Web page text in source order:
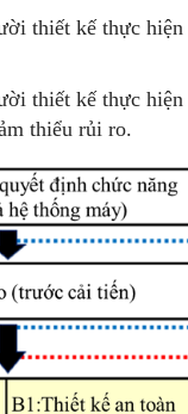
thiết kế thực
thiết kế thực
thiểu rủi ro.